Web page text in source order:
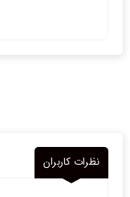
نظرات کاربران